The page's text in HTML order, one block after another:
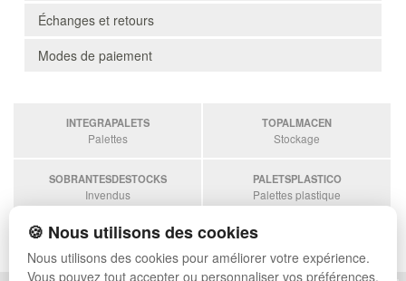
Échanges et retours
Modes de paiement
INTEGRAPALETS
Palettes
TOPALMACEN
Stockage
SOBRANTESDESTOCKS
Invendus
PALETSPLASTICO
Palettes plastique
ESTANTERIASKIT
Estanterias
🍪 Nous utilisons des cookies
Nous utilisons des cookies pour améliorer votre expérience.
Vous pouvez tout accepter ou personnaliser vos préférences.